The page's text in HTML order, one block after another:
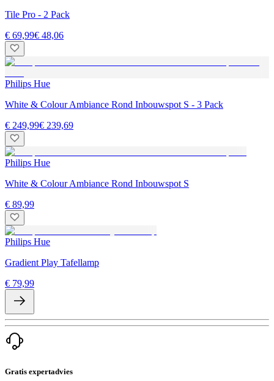
Tile Pro - 2 Pack
€ 69,99€ 48,06
Philips Hue
White & Colour Ambiance Rond Inbouwspot S - 3 Pack
€ 249,99€ 239,69
Philips Hue
White & Colour Ambiance Rond Inbouwspot S
€ 89,99
Philips Hue
Gradient Play Tafellamp
€ 79,99
Gratis expertadvies